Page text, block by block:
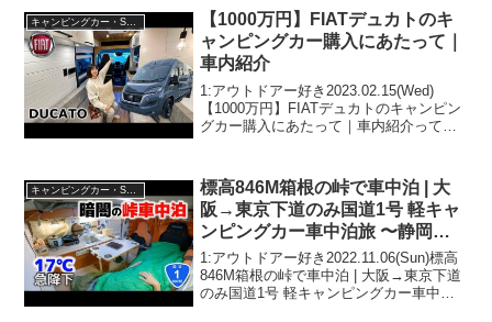
逃さ...
キャンピングカー・SUV人気車種
【1000万円】FIATデュカトのキ
ャンピングカー購入にあたって｜
車内紹介
1:アウトドアー好き2023.02.15(Wed)
【1000万円】FIATデュカトのキャンピン
グカー購入にあたって｜車内紹介って人
画は注目です！3:ア...
標高846M箱根の峠で車中泊 | 大
阪→東京下道のみ国道1号 軽キャ
ンピングカー車中泊旅 〜静岡→
神奈川→東京(ゴール)〜
1:アウトドアー好き2022.11.06(Sun)標高
846M箱根の峠で車中泊 | 大阪→東京下道
のみ国道1号 軽キャンピングカー車中泊